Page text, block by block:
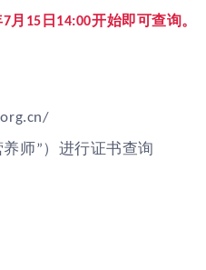
7月15日14:00开始即可查询 。
养师”）进行证书查询